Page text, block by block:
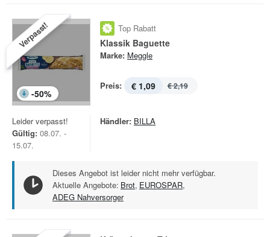
Verpasst!
-50%
Top Rabatt
Klassik Baguette
Marke: Meggle
Preis: € 1,09 € 2,19
Leider verpasst!
Gültig: 08.07. -
15.07.
Händler: BILLA
Dieses Angebot ist leider nicht mehr verfügbar.
Aktuelle Angebote: Brot, EUROSPAR,
ADEG Nahversorger